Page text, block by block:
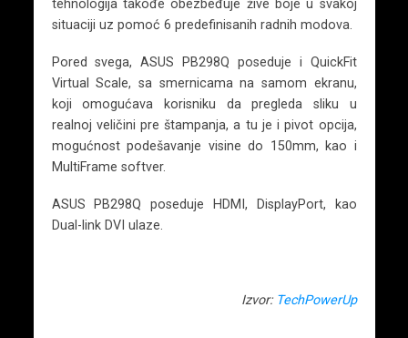
tehnologija takođe obezbeđuje žive boje u svakoj
situaciji uz pomoć 6 predefinisanih radnih modova.
Pored svega, ASUS PB298Q poseduje i QuickFit
Virtual Scale, sa smernicama na samom ekranu,
koji omogućava korisniku da pregleda sliku u
realnoj veličini pre štampanja, a tu je i pivot opcija,
mogućnost podešavanje visine do 150mm, kao i
MultiFrame softver.
ASUS PB298Q poseduje HDMI, DisplayPort, kao
Dual-link DVI ulaze.
Izvor: TechPowerUp